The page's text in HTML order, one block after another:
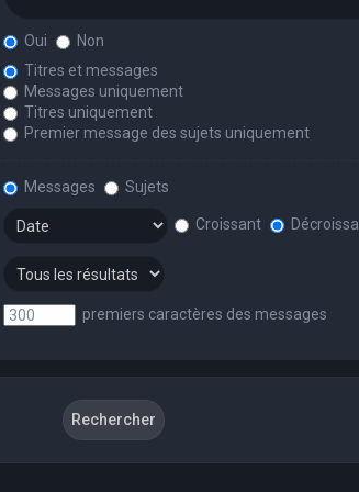
Oui
Non
Titres et messages
Messages uniquement
Titres uniquement
Premier message des sujets uniquement
Messages
Sujets
Croissant
premiers caractères des messages